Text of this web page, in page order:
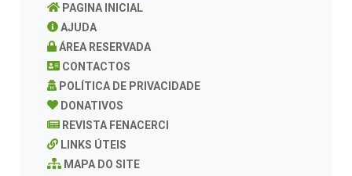
PAGINA INICIAL
AJUDA
ÁREA RESERVADA
CONTACTOS
POLÍTICA DE PRIVACIDADE
DONATIVOS
REVISTA FENACERCI
LINKS ÚTEIS
MAPA DO SITE